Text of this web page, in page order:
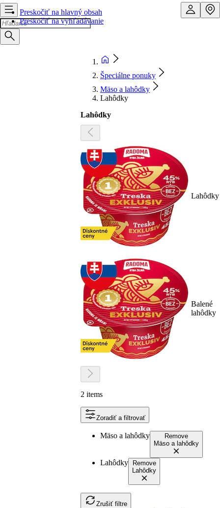
Preskočiť na hlavný obsah
Preskočiť na vyhľadávanie
Špeciálne ponuky
Mäso a lahôdky
Lahôdky
Lahôdky
Lahôdky
Balené
lahôdky
2 items
Zoradiť a filtrovať
Mäso a lahôdky
Remove
Mäso a lahôdky
Lahôdky
Remove
Lahôdky
Zrušiť filtre